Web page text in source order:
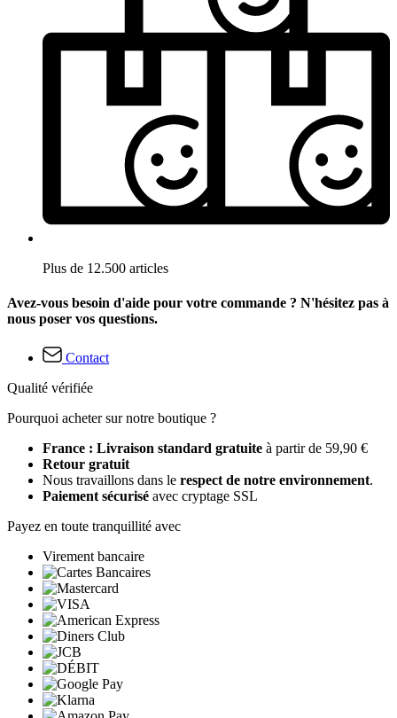
Plus de 12.500 articles
Avez-vous besoin d'aide pour votre commande ? N'hésitez pas à
nous poser vos questions.
Contact
Qualité vérifiée
Pourquoi acheter sur notre boutique ?
France : Livraison standard gratuite à partir de 59,90 €
Retour gratuit
Nous travaillons dans le respect de notre environnement.
Paiement sécurisé avec cryptage SSL
Payez en toute tranquillité avec
Virement bancaire